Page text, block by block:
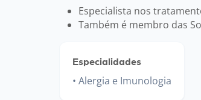
Especialista nos
Também é membro das
Especialidades
Alergia e Imunologia